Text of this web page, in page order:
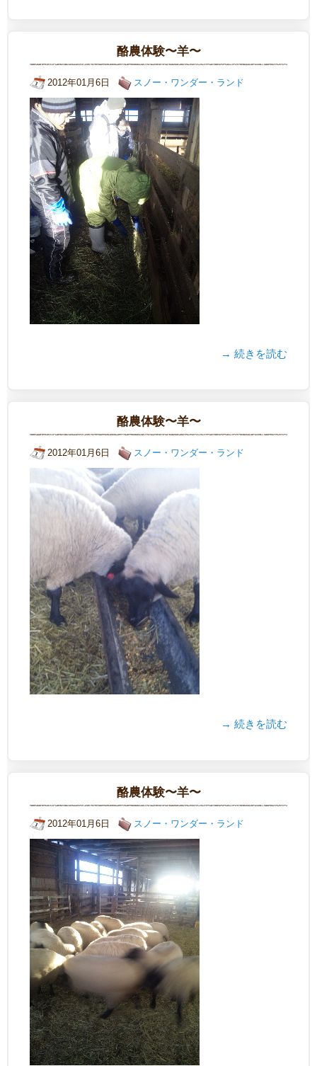
酪農体験〜羊〜
2012年01月6日 スノー・ワンダー・ランド
→ 続きを読む
酪農体験〜羊〜
2012年01月6日 スノー・ワンダー・ランド
→ 続きを読む
酪農体験〜羊〜
2012年01月6日 スノー・ワンダー・ランド